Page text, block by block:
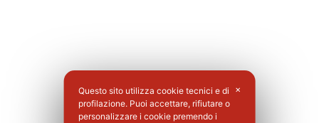
✕
Questo sito utilizza cookie tecnici e di
profilazione. Puoi accettare, rifiutare o
personalizzare i cookie premendo i